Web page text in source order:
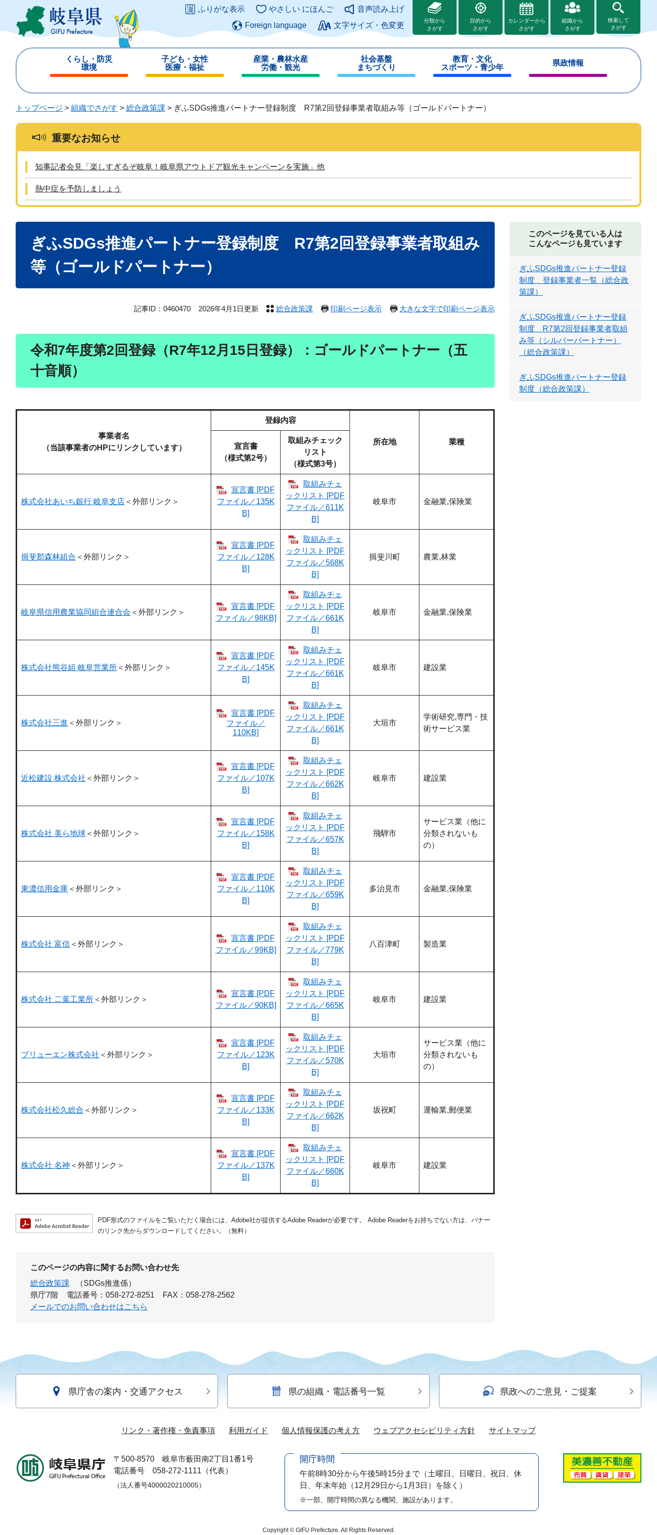
ジ
ュ
このページの本文へ
ふりがな表示 やさしい にほんご
音声読み上げ
Foreign language
文字サイズ・色変更
分類から
さがす
目的から
さがす
カレンダーから
さがす
組織から
さがす
検索して
さがす
くらし・防災
環境
じ
子ども・女性
医療・福祉
じ
る
産業・農林水産
労働・観光
じ
る
社会基盤
まちづくり
じ
る
教育・文化
スポーツ・青少年
じ
る
県政情報
じ
トップページ > 組織でさがす > 総合政策課 > ぎふSDGs推進パートナー登録制度 R7第2回登録事業者取組み等（ゴールドパートナー）
重要なお知らせ
知事記者会見「楽しすぎるぞ岐阜！岐阜県アウトドア観光キャンペーンを実施」他
熱中症を予防しましょう
ぎふSDGs推進パートナー登録制度 R7第2回登録事業者取組み
等（ゴールドパートナー）
記事ID：0460470 2026年4月1日更新 総合政策課 印刷ページ表示 大きな文字で印刷ページ表示
令和7年度第2回登録（R7年12月15日登録）：ゴールドパートナー（五
十音順）
事業者名
​（当該事業者のHPにリンクしています）
登録内容
所在地 業種
宣言書
（様式第2号）
取組みチェック
リスト
（様式第3号）
株式会社あいち銀行 岐阜支店 ＜外部リンク＞
宣言書 [PDF
ファイル／135K
B]
取組みチェ
ックリスト [PDF
ファイル／611K
B]
岐阜市 金融業,保険業
揖斐郡森林組合 ＜外部リンク＞
宣言書 [PDF
ファイル／128K
B]
取組みチェ
ックリスト [PDF
ファイル／568K
B]
揖斐川町 農業,林業
岐阜県信用農業協同組合連合会 ＜外部リンク＞
宣言書 [PDF
ファイル／98KB]
取組みチェ
ックリスト [PDF
ファイル／661K
B]
岐阜市 金融業,保険業
株式会社熊谷組 岐阜営業所 ＜外部リンク＞
宣言書 [PDF
ファイル／145K
B]
取組みチェ
ックリスト [PDF
ファイル／661K
B]
岐阜市 建設業
株式会社三進 ＜外部リンク＞
宣言書 [PDF
ファイル／
110KB]
取組みチェ
ックリスト [PDF
ファイル／661K
B]
大垣市
学術研究,専門・技
術サービス業
近松建設 株式会社 ＜外部リンク＞
宣言書 [PDF
ファイル／107K
B]
取組みチェ
ックリスト [PDF
ファイル／662K
B]
岐阜市 建設業
株式会社 美ら地球 ＜外部リンク＞
宣言書 [PDF
ファイル／158K
B]
取組みチェ
ックリスト [PDF
ファイル／657K
B]
​飛騨市
サービス業（他に
分類されないも
の）
東濃信用金庫 ＜外部リンク＞
宣言書 [PDF
ファイル／110K
B]
取組みチェ
ックリスト [PDF
ファイル／659K
B]
多治見市 金融業,保険業
株式会社 富信 ＜外部リンク＞
宣言書 [PDF
ファイル／99KB]
取組みチェ
ックリスト [PDF
ファイル／779K
B]
八百津町 製造業
株式会社 二葉工業所 ＜外部リンク＞
宣言書 [PDF
ファイル／90KB]
取組みチェ
ックリスト [PDF
ファイル／665K
B]
岐阜市 建設業
ブリューエン株式会社 ＜外部リンク＞
宣言書 [PDF
ファイル／123K
B]
取組みチェ
ックリスト [PDF
ファイル／570K
B]
大垣市
サービス業（他に
分類されないも
の）
株式会社松久総合 ＜外部リンク＞
宣言書 [PDF
ファイル／133K
B]
取組みチェ
ックリスト [PDF
ファイル／662K
B]
坂祝町 運輸業,郵便業
株式会社 名神 ＜外部リンク＞
宣言書 [PDF
ファイル／137K
B]
取組みチェ
ックリスト [PDF
ファイル／660K
B]
岐阜市 建設業
PDF形式のファイルをご覧いただく場合には、Adobe社が提供するAdobe Readerが必要です。
Adobe Readerをお持ちでない方は、バナー
のリンク先からダウンロードしてください。（無料）
このページの内容に関するお問い合わせ先
総合政策課
（SDGs推進係）
県庁7階
電話番号：058-272-8251
FAX：058-278-2562
メールでのお問い合わせはこちら
このページを見ている人は
こんなページも見ています
ぎふSDGs推進パートナー登録
制度 登録事業者一覧（総合政
策課）
ぎふSDGs推進パートナー登録
制度 R7第2回登録事業者取組
み等（シルバーパートナー）
（総合政策課）
ぎふSDGs推進パートナー登録
制度（総合政策課）
県庁舎の案内・交通アクセス 県の組織・電話番号一覧 県政へのご意見・ご提案
リンク・著作権・免責事項 利用ガイド 個人情報保護の考え方 ウェブアクセシビリティ方針 サイトマップ
〒500-8570
岐阜市薮田南2丁目1番1号
電話番号 058-272-1111（代表）
（法人番号4000020210005）
開庁時間
午前8時30分から午後5時15分まで （土曜日、日曜日、祝日、休
日、年末年始（12月29日から1月3日）を除く）
※一部、開庁時間の異なる機関、施設があります。
Copyright © GIFU Prefecture. All Rights Reserved.